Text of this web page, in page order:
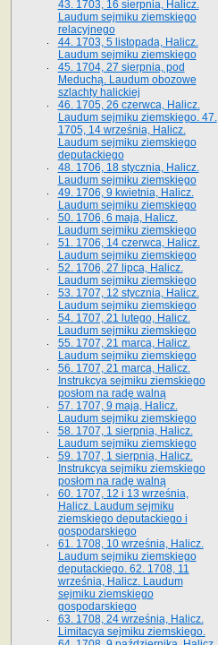
43. 1703, 16 sierpnia, Halicz.
Laudum sejmiku ziemskiego
relacyjnego
44. 1703, 5 listopada, Halicz.
Laudum sejmiku ziemskiego
45. 1704, 27 sierpnia, pod
Meduchą. Laudum obozowe
szlachty halickiej
46. 1705, 26 czerwca, Halicz.
Laudum sejmiku ziemskiego. 47.
1705, 14 września, Halicz.
Laudum sejmiku ziemskiego
deputackiego
48. 1706, 18 stycznia, Halicz.
Laudum sejmiku ziemskiego
49. 1706, 9 kwietnia, Halicz.
Laudum sejmiku ziemskiego
50. 1706, 6 maja, Halicz.
Laudum sejmiku ziemskiego
51. 1706, 14 czerwca, Halicz.
Laudum sejmiku ziemskiego
52. 1706, 27 lipca, Halicz.
Laudum sejmiku ziemskiego
53. 1707, 12 stycznia, Halicz.
Laudum sejmiku ziemskiego
54. 1707, 21 lutego, Halicz.
Laudum sejmiku ziemskiego
55. 1707, 21 marca, Halicz.
Laudum sejmiku ziemskiego
56. 1707, 21 marca, Halicz.
Instrukcya sejmiku ziemskiego
posłom na radę walną
57. 1707, 9 maja, Halicz.
Laudum sejmiku ziemskiego
58. 1707, 1 sierpnia, Halicz.
Laudum sejmiku ziemskiego
59. 1707, 1 sierpnia, Halicz.
Instrukcya sejmiku ziemskiego
posłom na radę walną
60. 1707, 12 i 13 września,
Halicz. Laudum sejmiku
ziemskiego deputackiego i
gospodarskiego
61. 1708, 10 września, Halicz.
Laudum sejmiku ziemskiego
deputackiego. 62. 1708, 11
września, Halicz. Laudum
sejmiku ziemskiego
gospodarskiego
63. 1708, 24 września, Halicz.
Limitacya sejmiku ziemskiego.